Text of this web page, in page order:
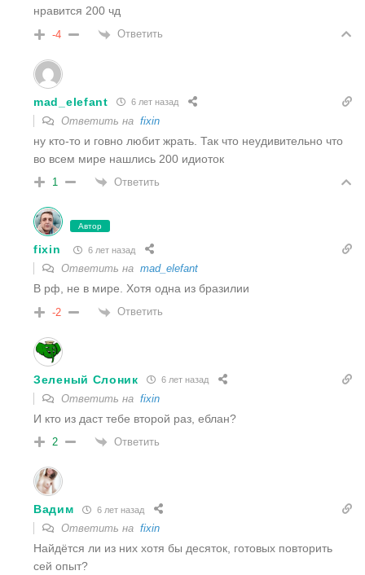
нравится 200 чд
-4 Ответить
mad_elefant 6 лет назад
Ответить на fixin
ну кто-то и говно любит жрать. Так что неудивительно что
во всем мире нашлись 200 идиоток
1 Ответить
Автор
fixin 6 лет назад
Ответить на mad_elefant
В рф, не в мире. Хотя одна из бразилии
-2 Ответить
Зеленый Слоник 6 лет назад
Ответить на fixin
И кто из даст тебе второй раз, еблан?
2 Ответить
Вадим 6 лет назад
Ответить на fixin
Найдётся ли из них хотя бы десяток, готовых повторить
сей опыт?